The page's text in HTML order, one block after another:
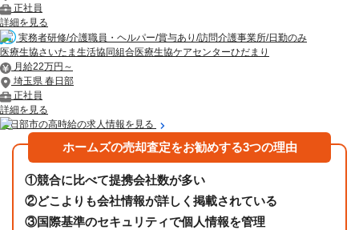
正社員
詳細を見る
実務者研修/介護職員・ヘルパー/賞与あり/訪問介護事業所/日勤のみ
医療生協さいたま生活協同組合医療生協ケアセンターひだまり
月給22万円～
埼玉県 春日部
正社員
詳細を見る
春日部市の高時給の求人情報を見る
ホームズの売却査定をお勧めする3つの理由
①競合に比べて提携会社数が多い
②どこよりも会社情報が詳しく掲載されている
③国際基準のセキュリティで個人情報を管理